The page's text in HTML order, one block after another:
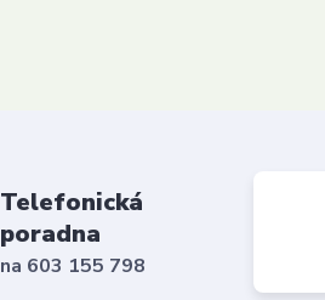
Telefonická
poradna
na 603 155 798